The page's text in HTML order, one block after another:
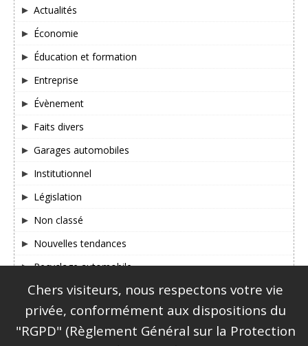
Actualités
Économie
Éducation et formation
Entreprise
Évènement
Faits divers
Garages automobiles
Institutionnel
Législation
Non classé
Nouvelles tendances
Recyclage automobile
SUIVEZ-NOUS SUR FACEBOOK & TWITTER !
Chers visiteurs, nous respectons votre vie
privée, conformément aux dispositions du
"RGPD" (Règlement Général sur la Protection